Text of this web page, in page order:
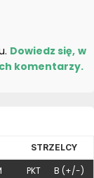
Dowiedz się, w
komentarzy.
STRZELCY
PKT B (+/-)